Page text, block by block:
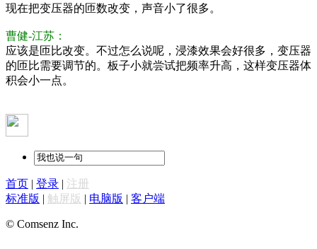
现在把变压器的匝数改变，声音小了很多。
曹健-江苏：
应该是匝比改变。不过怎么说呢，浸漆效果会好很多，变压器
的匝比需要调节的。板子小就尝试把频率升高，这样变压器体
积会小一点。
首页 | 登录 | 注册
标准版 | 触屏版 | 电脑版 | 客户端
© Comsenz Inc.